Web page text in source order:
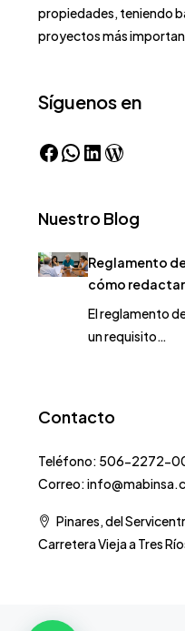
propiedades, teniendo
proyectos más
Síguenos en
Nuestro Blog
Reglamento
cómo
El reglamento
un requisito…
Contacto
Teléfono: 506-2272-
Correo:
Pinares, del
Carretera Vieja a Tres